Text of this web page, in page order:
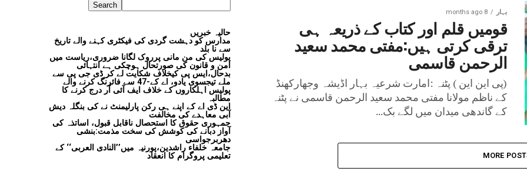
بہار 8 months ago
قومیں قلم اور کتاب کے ذریعہ ہی
ترقی کرتی ہیں:مفتی محمد سعید
الرحمن قاسمی
(پی این این ) پٹنہ :امارت شرعیہ بہار اڈیشہ وجھارکھنڈ
کے ناظم مولانا مفتی محمد سعید الرحمن قاسمی نے پٹنہ
کے گاندھی میدان میں لگے بک...
MORE
Search
حالیہ خبریں
مدارس کو دہشت گردی کی فیکٹری کہنے والے تاریخ
سے نا بلد
پولیس کی من مانی پرروک لگانا ضروری،ریاست میں
امن و قانون کی صورتحال ہوچکی ہے انتہائی
بدحال،ایس پی کیخلاف شکایت لے کر ڈی جی پی سے
ملے تیجسوی یادو، اے کے-47 سے فائرنگ کرنے والے
پولیس اہلکاروں کے خلاف ایف آئی آر درج کرنے کا
مطالبہ
این ڈی اے کے اپنے ہی رکن پارلیمنٹ نے کی بنگلہ دیش
آبی معاہدے کی مخالفت
جمہوری حقوق کا استحصال ناقابل قبول، اساتذہ کی
آواز دبانے کی کوشش کی سخت مذمت:بنشی
دھربرجواسی
جامعہ خلفاء راشدین،پورنیہ میں’’النادی العربی‘‘ کے
تعلیمی پروگرام کا انعقاد